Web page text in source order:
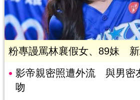
粉專謾罵林襄假女、89妹
影帝親密照遭外流 與男密
吻